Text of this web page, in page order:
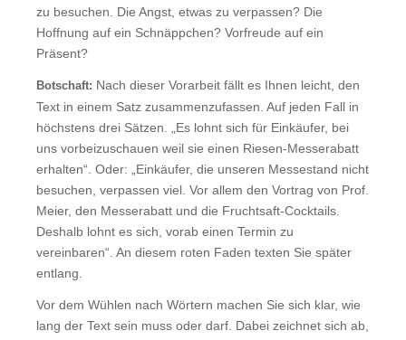
zu besuchen. Die Angst, etwas zu verpassen? Die
Hoffnung auf ein Schnäppchen? Vorfreude auf ein
Präsent?
Botschaft: Nach dieser Vorarbeit fällt es Ihnen leicht, den
Text in einem Satz zusammenzufassen. Auf jeden Fall in
höchstens drei Sätzen. „Es lohnt sich für Einkäufer, bei
uns vorbeizuschauen weil sie einen Riesen-Messerabatt
erhalten“. Oder: „Einkäufer, die unseren Messestand nicht
besuchen, verpassen viel. Vor allem den Vortrag von Prof.
Meier, den Messerabatt und die Fruchtsaft-Cocktails.
Deshalb lohnt es sich, vorab einen Termin zu
vereinbaren“. An diesem roten Faden texten Sie später
entlang.
Vor dem Wühlen nach Wörtern machen Sie sich klar, wie
lang der Text sein muss oder darf. Dabei zeichnet sich ab,